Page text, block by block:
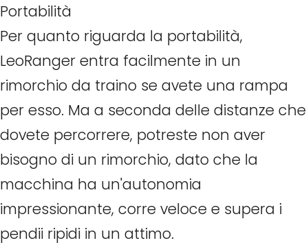
Portabilità
Per quanto riguarda la portabilità,
LeoRanger entra facilmente in un
rimorchio da traino se avete una rampa
per esso. Ma a seconda delle distanze che
dovete percorrere, potreste non aver
bisogno di un rimorchio, dato che la
macchina ha un'autonomia
impressionante, corre veloce e supera i
pendii ripidi in un attimo.